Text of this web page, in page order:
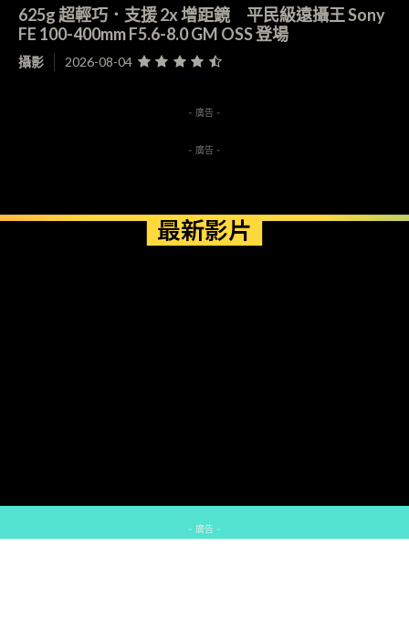
625g 超輕巧．支援 2x 增距鏡 平民級遠攝王 Sony
FE 100-400mm F5.6-8.0 GM OSS 登場
攝影 2026-08-04
- 廣告 -
- 廣告 -
最新影片
- 廣告 -